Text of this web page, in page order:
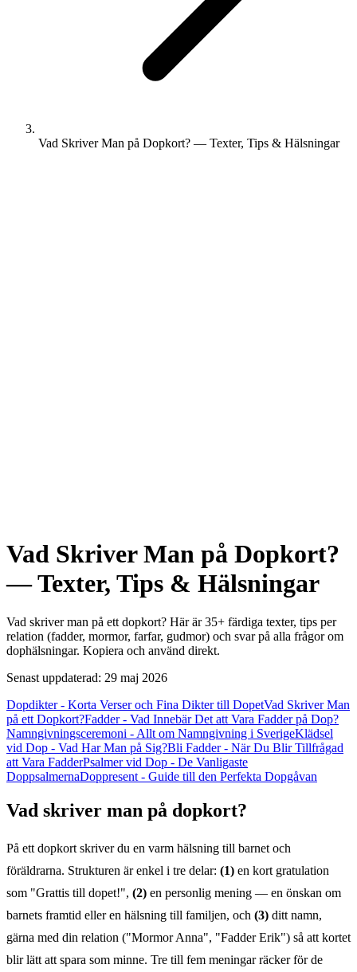
Vad Skriver Man på Dopkort? — Texter, Tips & Hälsningar
Vad Skriver Man på Dopkort?
— Texter, Tips & Hälsningar
Vad skriver man på ett dopkort? Här är 35+ färdiga texter, tips per
relation (fadder, mormor, farfar, gudmor) och svar på alla frågor om
dophälsningar. Kopiera och använd direkt.
Senast uppdaterad: 29 maj 2026
Dopdikter - Korta Verser och Fina Dikter till DopetVad Skriver Man
på ett Dopkort?Fadder - Vad Innebär Det att Vara Fadder på Dop?
Namngivningsceremoni - Allt om Namngivning i SverigeKlädsel
vid Dop - Vad Har Man på Sig?Bli Fadder - När Du Blir Tillfrågad
att Vara FadderPsalmer vid Dop - De Vanligaste
DoppsalmernaDoppresent - Guide till den Perfekta Dopgåvan
Vad skriver man på dopkort?
På ett dopkort skriver du en varm hälsning till barnet och
föräldrarna. Strukturen är enkel i tre delar: (1) en kort gratulation
som "Grattis till dopet!", (2) en personlig mening — en önskan om
barnets framtid eller en hälsning till familjen, och (3) ditt namn,
gärna med din relation ("Mormor Anna", "Fadder Erik") så att kortet
blir lätt att spara som minne. Tre till fem meningar räcker för de